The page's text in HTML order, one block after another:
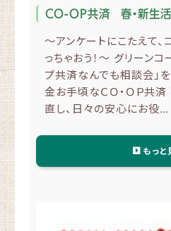
CO-OP共済 春・新生活
～アンケートにこたえて、
っちゃおう！～ グリーンコ
プ共済なんでも相談会」
金お手頃なＣＯ・ＯＰ共
直し、日々の安心にお役…
もっと